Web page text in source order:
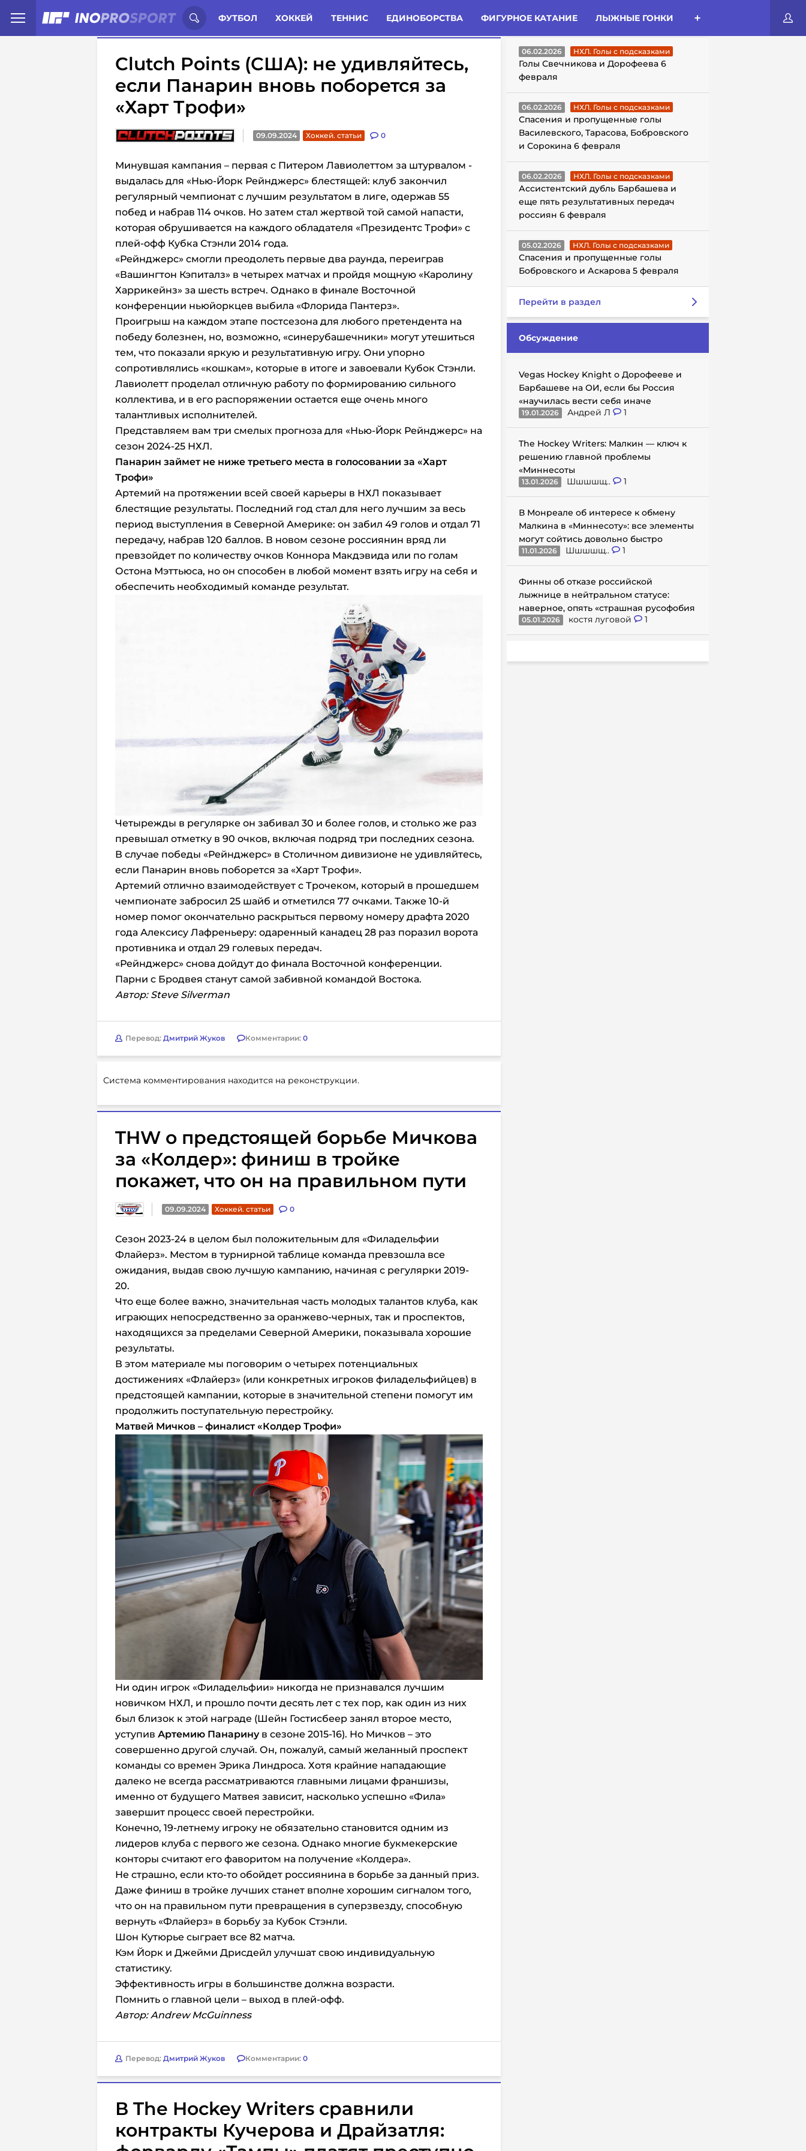
ФУТБОЛ ХОККЕЙ ТЕННИС ЕДИНОБОРСТВА ФИГУРНОЕ КАТАНИЕ ЛЫЖНЫЕ ГОНКИ
Иностранцы о спорте России: Статьи Комменты Новости
Clutch Points (США): не удивляйтесь,
если Панарин вновь поборется за
«Харт Трофи»
09.09.2024 Хоккей. статьи 0
Минувшая кампания – первая с Питером Лавиолеттом за штурвалом -
выдалась для «Нью-Йорк Рейнджерс» блестящей: клуб закончил
регулярный чемпионат с лучшим результатом в лиге, одержав 55
побед и набрав 114 очков. Но затем стал жертвой той самой напасти,
которая обрушивается на каждого обладателя «Президентс Трофи» с
плей-офф Кубка Стэнли 2014 года.
«Рейнджерс» смогли преодолеть первые два раунда, переиграв
«Вашингтон Кэпиталз» в четырех матчах и пройдя мощную «Каролину
Харрикейнз» за шесть встреч. Однако в финале Восточной
конференции ньюйоркцев выбила «Флорида Пантерз».
Проигрыш на каждом этапе постсезона для любого претендента на
победу болезнен, но, возможно, «синерубашечники» могут утешиться
тем, что показали яркую и результативную игру. Они упорно
сопротивлялись «кошкам», которые в итоге и завоевали Кубок Стэнли.
Лавиолетт проделал отличную работу по формированию сильного
коллектива, и в его распоряжении остается еще очень много
талантливых исполнителей.
Представляем вам три смелых прогноза для «Нью-Йорк Рейнджерс» на
сезон 2024-25 НХЛ.
Панарин займет не ниже третьего места в голосовании за «Харт
Трофи»
Артемий на протяжении всей своей карьеры в НХЛ показывает
блестящие результаты. Последний год стал для него лучшим за весь
период выступления в Северной Америке: он забил 49 голов и отдал 71
передачу, набрав 120 баллов. В новом сезоне россиянин вряд ли
превзойдет по количеству очков Коннора Макдэвида или по голам
Остона Мэттьюса, но он способен в любой момент взять игру на себя и
обеспечить необходимый команде результат.
Четырежды в регулярке он забивал 30 и более голов, и столько же раз
превышал отметку в 90 очков, включая подряд три последних сезона.
В случае победы «Рейнджерс» в Столичном дивизионе не удивляйтесь,
если Панарин вновь поборется за «Харт Трофи».
Артемий отлично взаимодействует с Трочеком, который в прошедшем
чемпионате забросил 25 шайб и отметился 77 очками. Также 10-й
номер помог окончательно раскрыться первому номеру драфта 2020
года Алексису Лафреньеру: одаренный канадец 28 раз поразил ворота
противника и отдал 29 голевых передач.
«Рейнджерс» снова дойдут до финала Восточной конференции.
Парни с Бродвея станут самой забивной командой Востока.
Автор: Steve Silverman
Перевод: Дмитрий Жуков Комментарии: 0
Система комментирования находится на реконструкции.
THW о предстоящей борьбе Мичкова
за «Колдер»: финиш в тройке
покажет, что он на правильном пути
09.09.2024 Хоккей. статьи 0
Сезон 2023-24 в целом был положительным для «Филадельфии
Флайерз». Местом в турнирной таблице команда превзошла все
ожидания, выдав свою лучшую кампанию, начиная с регулярки 2019-
20.
Что еще более важно, значительная часть молодых талантов клуба, как
играющих непосредственно за оранжево-черных, так и проспектов,
находящихся за пределами Северной Америки, показывала хорошие
результаты.
В этом материале мы поговорим о четырех потенциальных
достижениях «Флайерз» (или конкретных игроков филадельфийцев) в
предстоящей кампании, которые в значительной степени помогут им
продолжить поступательную перестройку.
Матвей Мичков – финалист «Колдер Трофи»
Ни один игрок «Филадельфии» никогда не признавался лучшим
новичком НХЛ, и прошло почти десять лет с тех пор, как один из них
был близок к этой награде (Шейн Гостисбеер занял второе место,
уступив Артемию Панаринув сезоне 2015-16). Но Мичков – это
совершенно другой случай. Он, пожалуй, самый желанный проспект
команды со времен Эрика Линдроса. Хотя крайние нападающие
далеко не всегда рассматриваются главными лицами франшизы,
именно от будущего Матвея зависит, насколько успешно «Фила»
завершит процесс своей перестройки.
Конечно, 19-летнему игроку не обязательно становится одним из
лидеров клуба с первого же сезона. Однако многие букмекерские
конторы считают его фаворитом на получение «Колдера».
Не страшно, если кто-то обойдет россиянина в борьбе за данный приз.
Даже финиш в тройке лучших станет вполне хорошим сигналом того,
что он на правильном пути превращения в суперзвезду, способную
вернуть «Флайерз» в борьбу за Кубок Стэнли.
Шон Кутюрье сыграет все 82 матча.
Кэм Йорк и Джейми Дрисдейл улучшат свою индивидуальную
статистику.
Эффективность игры в большинстве должна возрасти.
Помнить о главной цели – выход в плей-офф.
Автор: Andrew McGuinness
Перевод: Дмитрий Жуков Комментарии: 0
В The Hockey Writers сравнили
контракты Кучерова и Драйзатля:
ГОЛЫ С ПОДСКАЗКАМИ
06.02.2026 НХЛ. Голы с подсказками
Голы Свечникова и Дорофеева 6
февраля
06.02.2026 НХЛ. Голы с подсказками
Спасения и пропущенные голы
Василевского, Тарасова, Бобровского
и Сорокина 6 февраля
06.02.2026 НХЛ. Голы с подсказками
Ассистентский дубль Барбашева и
еще пять результативных передач
россиян 6 февраля
05.02.2026 НХЛ. Голы с подсказками
Спасения и пропущенные голы
Бобровского и Аскарова 5 февраля
Перейти в раздел
Обсуждение
Vegas Hockey Knight о Дорофееве и
Барбашеве на ОИ, если бы Россия
«научилась вести себя иначе
19.01.2026 Андрей Л 1
The Hockey Writers: Малкин — ключ к
решению главной проблемы
«Миннесоты
13.01.2026 Шшшшщ.. 1
В Монреале об интересе к обмену
Малкина в «Миннесоту»: все элементы
могут сойтись довольно быстро
11.01.2026 Шшшшщ.. 1
Финны об отказе российской
лыжнице в нейтральном статусе:
наверное, опять «страшная русофобия
05.01.2026 костя луговой 1